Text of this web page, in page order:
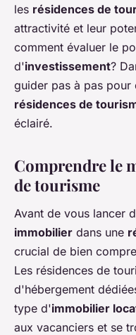
les résidences de
attractivité et leur
comment évaluer le
d'investissement?
guider pas à pas pour
résidences de
éclairé.
Comprendre le
de tourisme
Avant de vous lancer
immobilier dans une
crucial de bien
Les résidences de
d'hébergement
type d'immobilier
aux vacanciers et se